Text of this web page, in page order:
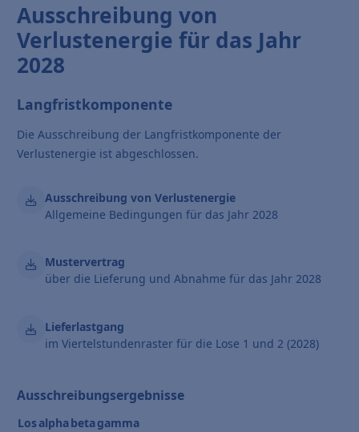
Ausschreibung von
Verlustenergie für das Jahr
2028
Langfristkomponente
Die Ausschreibung der Langfristkomponente der
Verlustenergie ist abgeschlossen.
Ausschreibung von Verlustenergie
Allgemeine Bedingungen für das Jahr 2028
Mustervertrag
über die Lieferung und Abnahme für das Jahr 2028
Lieferlastgang
im Viertelstundenraster für die Lose 1 und 2 (2028)
Ausschreibungsergebnisse
Losalphabetagamma